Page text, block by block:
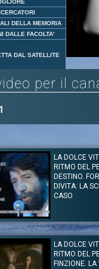
DELLA MEMORIA
DALLE FACOLTA'
DAL SATELLITE
per il
1
LA DOLCE
RITMO DEL
DESTINO.
DIVITA: LA
CASO
Cacciari - Jamaica Kincaid -
delle Letterature 2010
legge una selezione di
destino. "La voce di ananke
brano tratto dall'Alcesti.
LA DOLCE
RITMO DEL
FINZIONE. LA